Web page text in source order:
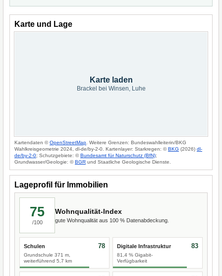
Karte und Lage
Karte laden
Brackel bei Winsen, Luhe
Kartendaten ©OpenStreetMap . Weitere Grenzen: Bundeswahlleiterin/BKG
Wahlkreisgeometrie 2024, dl-de/by-2-0. Kartenlayer: Starkregen: ©BKG (2026) dl-
de/by-2-0; Schutzgebiete: ©Bundesamt für Naturschutz (BfN);
Grundwasser/Geologie: ©BGR und Staatliche Geologische Dienste.
Lageprofil für Immobilien
75
/100
Wohnqualität-Index
gute Wohnqualität aus 100 % Datenabdeckung.
Schulen
Grundschule 371 m,
weiterführend 5,7 km
78 Digitale Infrastruktur
81,4 % Gigabit-
Verfügbarkeit
83